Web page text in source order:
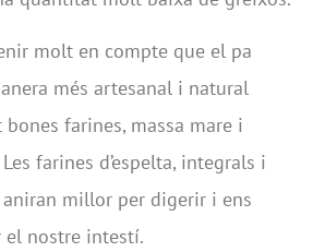
molt en compte que el pa
més artesanal i natural
farines, massa mare i
farines d’espelta, integrals i
aniran millor per digerir i ens
el nostre intestí.